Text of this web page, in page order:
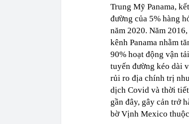
Trung Mỹ Panama,
đường của 5% hàng
năm 2020. Năm
kênh Panama nhằm
90% hoạt động vận
tuyến đường kéo dài
rủi ro địa chính trị
dịch Covid và thời
gần đây, gây cản trở
bờ Vịnh Mexico